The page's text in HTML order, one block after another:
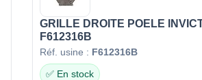
GRILLE DROITE POELE
F612316B
Réf. usine : F612316B
✅ En stock